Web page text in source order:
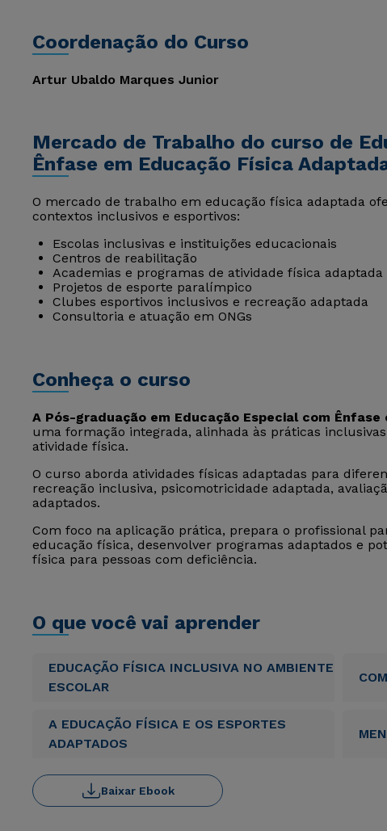
Coordenação do Curso
Artur Ubaldo Marques Junior
Mercado de Trabalho do curso de
Ênfase em Educação Física
O mercado de trabalho em educação física adaptada
contextos inclusivos e esportivos:
Escolas inclusivas e instituições educacionais
Centros de reabilitação
Academias e programas de atividade física adaptada
Projetos de esporte paralímpico
Clubes esportivos inclusivos e recreação adaptada
Consultoria e atuação em ONGs
Conheça o curso
A Pós-graduação em Educação Especial com
uma formação integrada, alinhada às práticas
atividade física.
O curso aborda atividades físicas adaptadas para
recreação inclusiva, psicomotricidade adaptada,
adaptados.
Com foco na aplicação prática, prepara o profissional
educação física, desenvolver programas adaptados e
física para pessoas com deficiência.
O que você vai aprender
EDUCAÇÃO FÍSICA INCLUSIVA NO AMBIENTE
ESCOLAR
A EDUCAÇÃO FÍSICA E OS ESPORTES
ADAPTADOS
Baixar Ebook